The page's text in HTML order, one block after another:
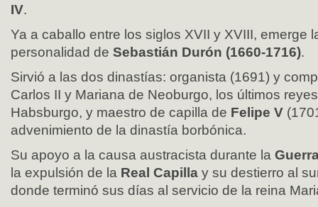
IV.
Ya a caballo entre los siglos XVII y XVIII, emerge
personalidad de Sebastián Durón (1660-1716).
Sirvió a las dos dinastías: organista (1691) y
Carlos II y Mariana de Neoburgo, los últimos
Habsburgo, y maestro de capilla de Felipe V
advenimiento de la dinastía borbónica.
Su apoyo a la causa austracista durante la
la expulsión de la Real Capilla y su destierro al
donde terminó sus días al servicio de la reina